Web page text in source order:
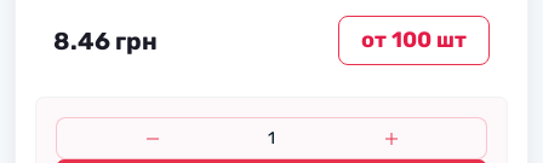
от 100 шт
8.46 грн